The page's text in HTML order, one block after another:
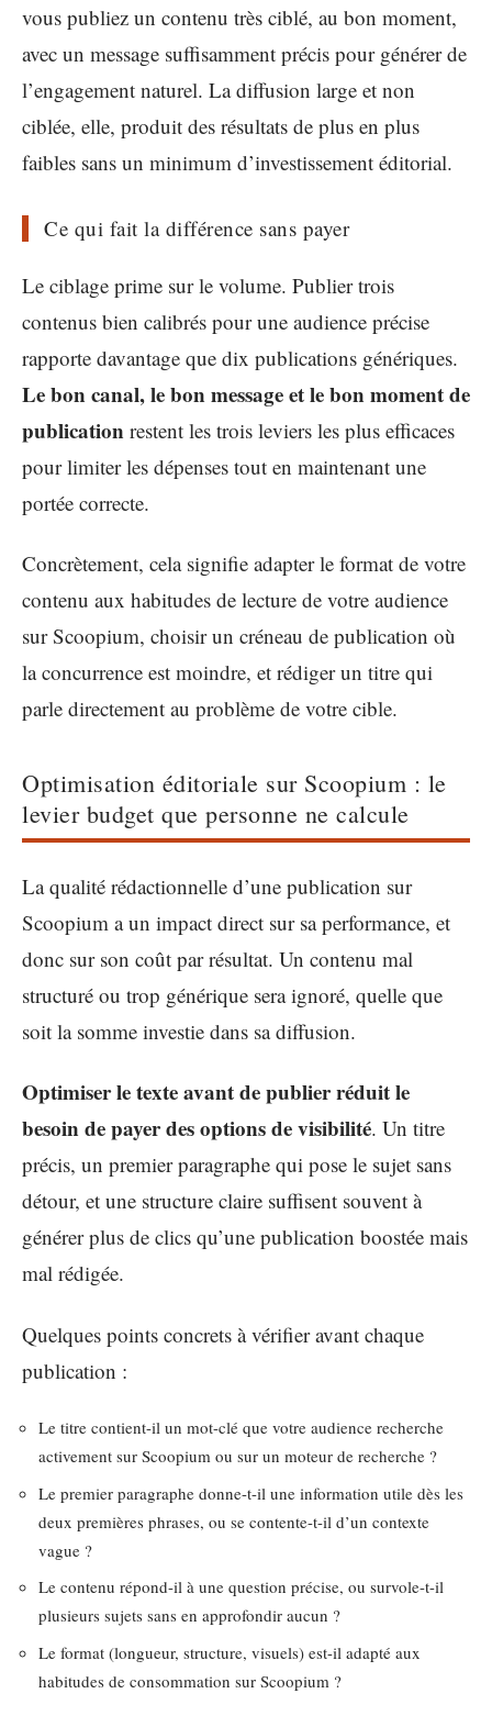
vous publiez un contenu très ciblé, au bon moment,
avec un message suffisamment précis pour générer de
l’engagement naturel. La diffusion large et non
ciblée, elle, produit des résultats de plus en plus
faibles sans un minimum d’investissement éditorial.
Ce qui fait la différence sans payer
Le ciblage prime sur le volume. Publier trois
contenus bien calibrés pour une audience précise
rapporte davantage que dix publications génériques.
Le bon canal, le bon message et le bon moment de
publication restent les trois leviers les plus efficaces
pour limiter les dépenses tout en maintenant une
portée correcte.
Concrètement, cela signifie adapter le format de votre
contenu aux habitudes de lecture de votre audience
sur Scoopium, choisir un créneau de publication où
la concurrence est moindre, et rédiger un titre qui
parle directement au problème de votre cible.
Optimisation éditoriale sur Scoopium : le
levier budget que personne ne calcule
La qualité rédactionnelle d’une publication sur
Scoopium a un impact direct sur sa performance, et
donc sur son coût par résultat. Un contenu mal
structuré ou trop générique sera ignoré, quelle que
soit la somme investie dans sa diffusion.
Optimiser le texte avant de publier réduit le
besoin de payer des options de visibilité. Un titre
précis, un premier paragraphe qui pose le sujet sans
détour, et une structure claire suffisent souvent à
générer plus de clics qu’une publication boostée mais
mal rédigée.
Quelques points concrets à vérifier avant chaque
publication :
Le titre contient-il un mot-clé que votre audience recherche
activement sur Scoopium ou sur un moteur de recherche ?
Le premier paragraphe donne-t-il une information utile dès les
deux premières phrases, ou se contente-t-il d’un contexte
vague ?
Le contenu répond-il à une question précise, ou survole-t-il
plusieurs sujets sans en approfondir aucun ?
Le format (longueur, structure, visuels) est-il adapté aux
habitudes de consommation sur Scoopium ?